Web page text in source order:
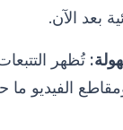
بعد الآن.
تُظهر
الفيديو ما